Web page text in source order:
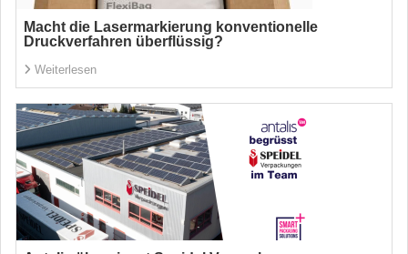
Macht die Lasermarkierung konventionelle
Druckverfahren überflüssig?
Weiterlesen